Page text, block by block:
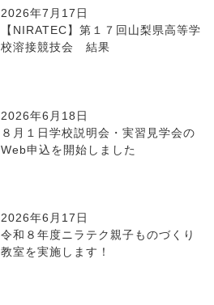
2026年7月17日
【NIRATEC】第１７回山梨県高等学
校溶接競技会 結果
2026年6月18日
８月１日学校説明会・実習見学会の
Web申込を開始しました
2026年6月17日
令和８年度ニラテク親子ものづくり
教室を実施します！